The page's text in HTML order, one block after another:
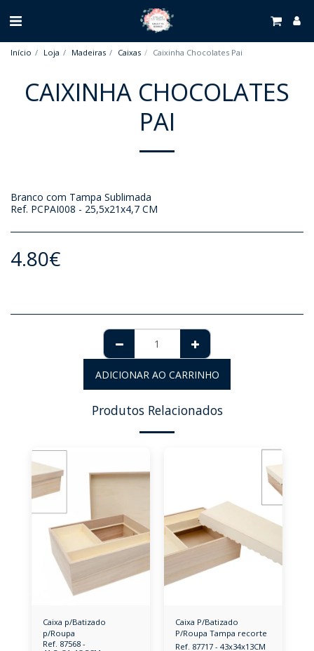
Início Loja Madeiras Caixas Caixinha Chocolates Pai
CAIXINHA CHOCOLATES
PAI
Branco com Tampa Sublimada
Ref. PCPAI008 - 25,5x21x4,7 CM
4.80€
ADICIONAR AO CARRINHO
Produtos Relacionados
Caixa p/Batizado
p/Roupa
Ref. 87568 -
Caixa P/Batizado
P/Roupa Tampa recorte
Ref. 87717 - 43x34x13CM